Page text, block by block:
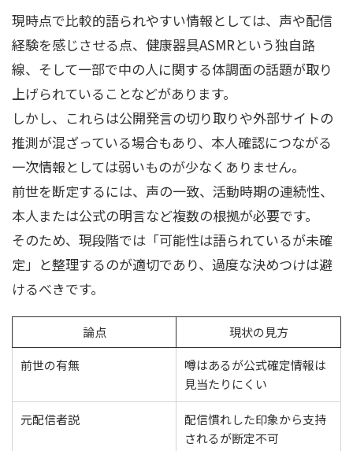
現時点で比較的語られやすい情報としては、声や配信
経験を感じさせる点、健康器具ASMRという独自路
線、そして一部で中の人に関する体調面の話題が取り
上げられていることなどがあります。
しかし、これらは公開発言の切り取りや外部サイトの
推測が混ざっている場合もあり、本人確認につながる
一次情報としては弱いものが少なくありません。
前世を断定するには、声の一致、活動時期の連続性、
本人または公式の明言など複数の根拠が必要です。
そのため、現段階では「可能性は語られているが未確
定」と整理するのが適切であり、過度な決めつけは避
けるべきです。
論点
現状の見方
前世の有無
噂はあるが公式確定情報は
見当たりにくい
元配信者説
配信慣れした印象から支持
されるが断定不可